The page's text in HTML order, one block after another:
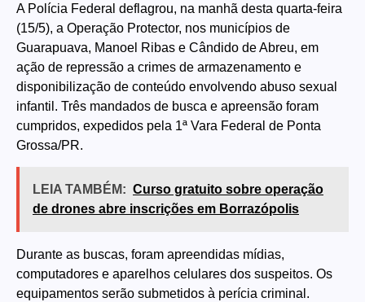
A Polícia Federal deflagrou, na manhã desta quarta-feira
(15/5), a Operação Protector, nos municípios de
Guarapuava, Manoel Ribas e Cândido de Abreu, em
ação de repressão a crimes de armazenamento e
disponibilização de conteúdo envolvendo abuso sexual
infantil. Três mandados de busca e apreensão foram
cumpridos, expedidos pela 1ª Vara Federal de Ponta
Grossa/PR.
LEIA TAMBÉM: Curso gratuito sobre operação
de drones abre inscrições em Borrazópolis
Durante as buscas, foram apreendidas mídias,
computadores e aparelhos celulares dos suspeitos. Os
equipamentos serão submetidos à perícia criminal.